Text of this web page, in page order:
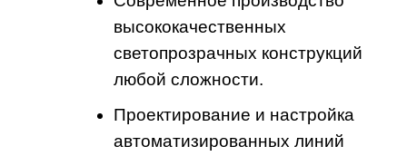
высококачественных
светопрозрачных конструкций
любой сложности.
Проектирование и настройка
автоматизированных линий